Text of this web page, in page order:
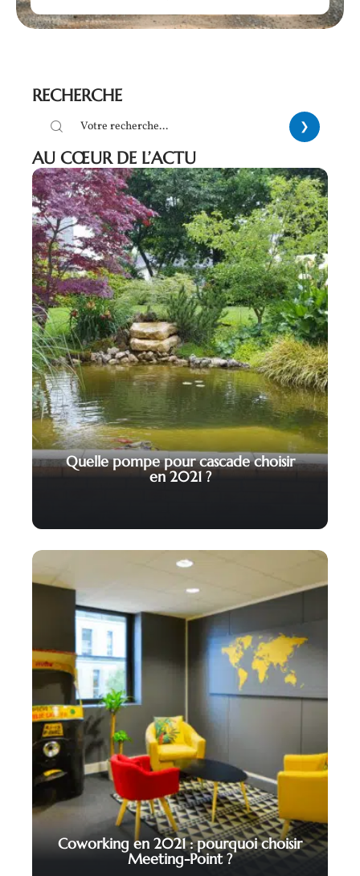
RECHERCHE
AU CŒUR DE L’ACTU
Quelle pompe pour cascade choisir
en 2021 ?
Coworking en 2021 : pourquoi choisir
Meeting-Point ?